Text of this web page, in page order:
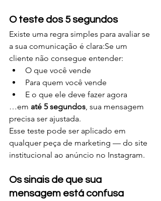
O teste dos 5 segundos
Existe uma regra simples para avaliar se
a sua comunicação é clara:Se um
cliente não consegue entender:
O que você vende
Para quem você vende
E o que ele deve fazer agora
…em até 5 segundos, sua mensagem
precisa ser ajustada.
Esse teste pode ser aplicado em
qualquer peça de marketing — do site
institucional ao anúncio no Instagram.
Os sinais de que sua
mensagem está confusa